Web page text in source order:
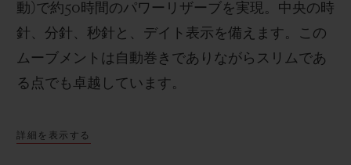
動)で約50時間のパワーリザーブを実現。 中央の時
針、分針、秒針と、 デイト表示を備えます。この
ムーブメントは自動巻きでありながらスリムであ
る点でも卓越しています。
詳細を表示する